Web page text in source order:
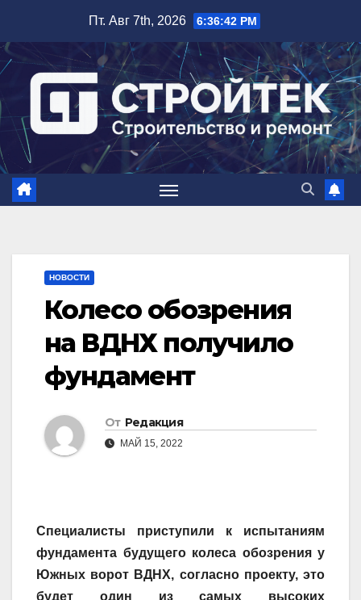
содержимому
Пт. Авг 7th, 2026 6:36:43 PM
НОВОСТИ
Колесо обозрения
на ВДНХ получило
фундамент
От Редакция
МАЙ 15, 2022
Специалисты приступили к испытаниям
фундамента будущего колеса обозрения у
Южных ворот ВДНХ, согласно проекту, это
будет один из самых высоких